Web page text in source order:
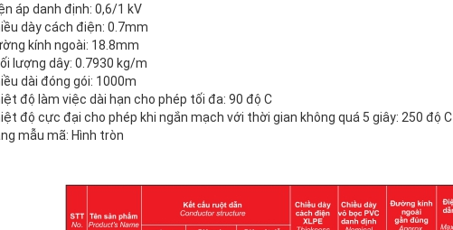
áp danh định: 0,6/1 kV
dày cách điện: 0.7mm
kính ngoài: 18.8mm
lượng dây: 0.7930 kg/m
dài đóng gói: 1000m
độ làm việc dài hạn cho phép tối đa: 90 độ C
độ cực đại cho phép khi ngắn mạch với thời gian không quá 5 giây: 250 độ C
mẫu mã: Hình tròn